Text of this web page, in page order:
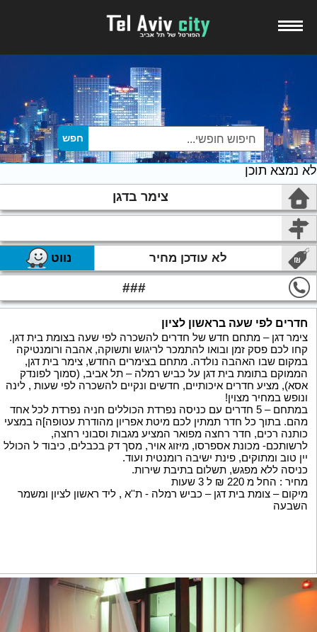
לא נמצא תוכן
צימר בדגן
לא עודכן מחיר נווט
###
חדרים לפי שעה בראשון לציון
צימר דגן – מתחם חדש של חדרים להשכרה לפי שעה בצומת בית דגן.
קחו לכם פסק זמן ובואו להתמכר לריגוש ותשוקה, אהבה ורומנטיקה
במקום שבו האהבה נולדה. מתחם בצימרים החדש, צימר בית דגן,
הממוקם בתומת בית דגן על כביש רמלה – תל אביב, (סמוך לפונדק
אסא), מציע חדרים איכותיים, חדשים ונקיים להשכרה לפי שעות , לינה
ונופש במחיר מצוין!
במתחם – 5 חדרים עם כניסה נפרדת הכוללים חניה נפרדת לכל אחד
מהם. בתוך כל חדר תמתין לכם מיטת אפריון מהודרת עטופה]ה במצעי
כותנה רכים, חדר רחצה מפואר המציע מגבות וסבוני רחצה,
לרשותכם- מכונת אספרסו, מיזוג אויר, מסך דק בכבלים, כיבוד ל הכולל
יין טוב ומתוקים, פינת ישיבה רומנטית ועוד.
כניסה ללא מפגש, תשלום בתיבת שירות.
מחיר : החל מ 220 ₪ ל 3 שעות
מיקום – צומת בית דגן – כביש רמלה - ת''א , ליד ראשון לציון ומשמר
השבעה